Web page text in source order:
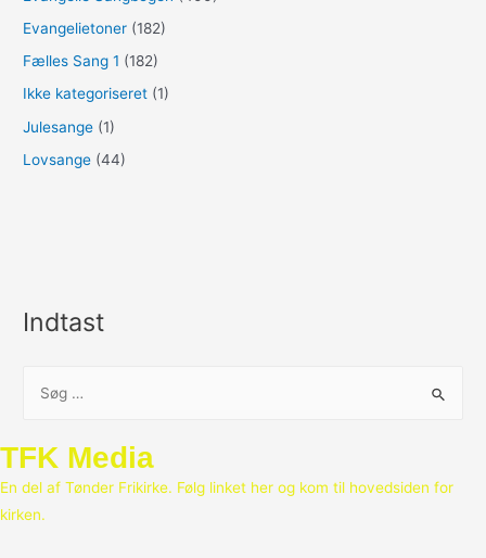
Evangelietoner (182)
Fælles Sang 1 (182)
Ikke kategoriseret (1)
Julesange (1)
Lovsange (44)
Indtast
e
f
t
TFK Media
En del af Tønder Frikirke. Følg linket her og kom til hovedsiden for
kirken.